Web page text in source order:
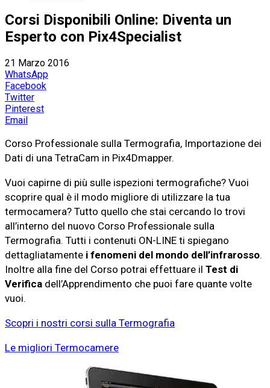
Corsi Disponibili Online: Diventa un
Esperto con Pix4Specialist
21 Marzo 2016
WhatsApp
Facebook
Twitter
Pinterest
Email
Corso Professionale sulla Termografia, Importazione dei
Dati di una TetraCam in Pix4Dmapper.
Vuoi capirne di più sulle ispezioni termografiche? Vuoi
scoprire qual è il modo migliore di utilizzare la tua
termocamera? Tutto quello che stai cercando lo trovi
all’interno del nuovo Corso Professionale sulla
Termografia. Tutti i contenuti ON-LINE ti spiegano
dettagliatamente i fenomeni del mondo dell’infrarosso.
Inoltre alla fine del Corso potrai effettuare il Test di
Verifica dell’Apprendimento che puoi fare quante volte
vuoi.
Scopri i nostri corsi sulla Termografia
Le migliori Termocamere